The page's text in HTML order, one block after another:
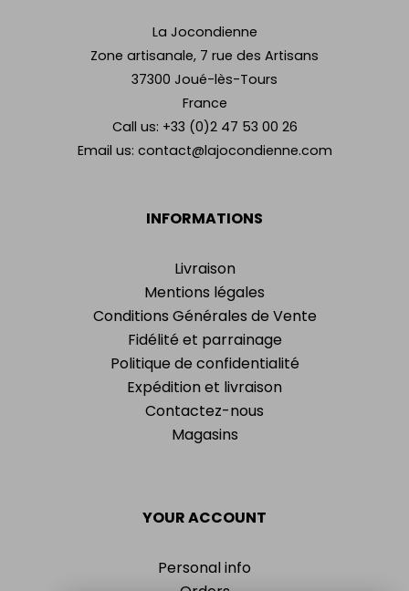
INFORMATIONS
Livraison
Mentions légales
Conditions Générales de Vente
Fidélité et parrainage
Politique de confidentialité
Expédition et livraison
Contactez-nous
Magasins
YOUR ACCOUNT
Personal info
La Jocondienne
Zone artisanale, 7 rue des Artisans
37300 Joué-lès-Tours
France
Call us: +33 (0)2 47 53 00 26
Email us: contact@lajocondienne.com